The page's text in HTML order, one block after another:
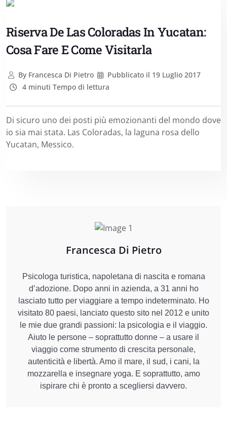
Riserva De Las Coloradas In Yucatan:
Cosa Fare E Come Visitarla
ByFrancesca Di Pietro Pubblicato il 19 Luglio 2017
4 minuti Tempo di lettura
Di sicuro uno dei posti più emozionanti del mondo dove
io sia mai stata. Las Coloradas, la laguna rosa dello
Yucatan, Messico.
Francesca Di Pietro
Psicologa turistica, napoletana di nascita e romana
d’adozione. Dopo anni in azienda, a 31 anni ho
lasciato tutto per viaggiare a tempo indeterminato. Ho
visitato 80 paesi, lanciato questo sito nel 2012 e unito
le mie due grandi passioni: la psicologia e il viaggio.
Aiuto le persone – soprattutto donne – a usare il
viaggio come strumento di crescita personale,
autenticità e libertà. Amo il mare, il sud, i cani, la
mozzarella e insegnare yoga. E soprattutto, amo
ispirare chi è pronto a scegliersi davvero.